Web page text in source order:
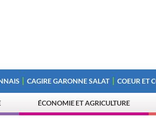
CAGIRE GARONNE SALAT COEUR ET
ÉCONOMIE ET AGRICULTURE